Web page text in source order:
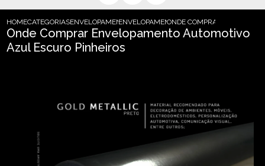
HOMECATEGORIASENVELOPAMENTO AUTOMOTIVO
ENVELOPAMENTO AUTOMOTIVO AZUL
ONDE COMPRAR
Onde Comprar Envelopamento Automotivo
Azul Escuro Pinheiros